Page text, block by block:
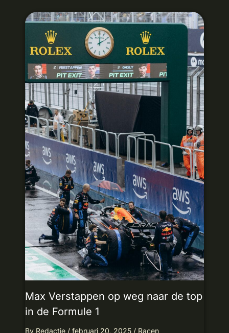
Max Verstappen op weg naar de top
in de Formule 1
By Redactie / februari 20, 2025 / Racen